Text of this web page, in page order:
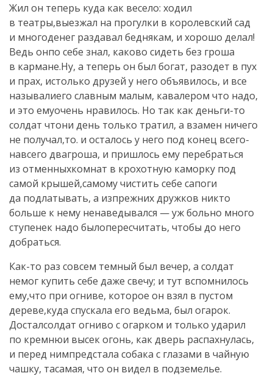
Жил он теперь куда как весело: ходил
в театры,выезжал на прогулки в королевский сад
и многоденег раздавал беднякам, и хорошо делал!
Ведь онпо себе знал, каково сидеть без гроша
в кармане.Ну, а теперь он был богат, разодет в пух
и прах, истолько друзей у него объявилось, и все
называлиего славным малым, кавалером что надо,
и это емуочень нравилось. Но так как деньги-то
солдат чтони день только тратил, а взамен ничего
не получал,то. и осталось у него под конец всего-
навсего двагроша, и пришлось ему перебраться
из отменныхкомнат в крохотную каморку под
самой крышей,самому чистить себе сапоги
да подлатывать, а изпрежних дружков никто
больше к нему ненаведывался — уж больно много
ступенек надо былопересчитать, чтобы до него
добраться.
Как-то раз совсем темный был вечер, а солдат
немог купить себе даже свечу; и тут вспомнилось
ему,что при огниве, которое он взял в пустом
дереве,куда спускала его ведьма, был огарок.
Досталсолдат огниво с огарком и только ударил
по кремнюи высек огонь, как дверь распахнулась,
и перед нимпредстала собака с глазами в чайную
чашку, тасамая, что он видел в подземелье.